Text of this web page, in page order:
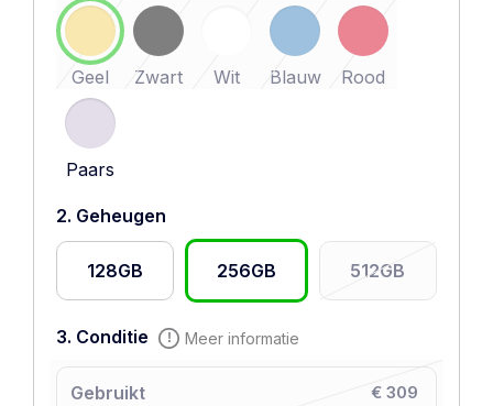
Geel Zwart Wit Blauw Rood
Paars
2. Geheugen
128GB 256GB 512GB
3. Conditie Meer informatie
Gebruikt € 309